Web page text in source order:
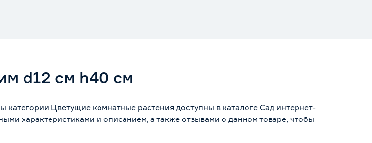
d12 см h40 см
Цветущие комнатные растения доступны в каталоге Сад интернет-
характеристиками и описанием, а также отзывами о данном товаре, чтобы